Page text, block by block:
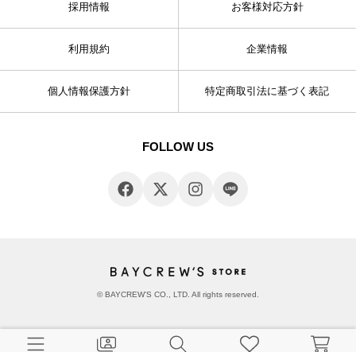
採用情報 お客様対応方針
利用規約 企業情報
個人情報保護方針 特定商取引法に基づく表記
FOLLOW US
© BAYCREW’S CO., LTD. All rights reserved.